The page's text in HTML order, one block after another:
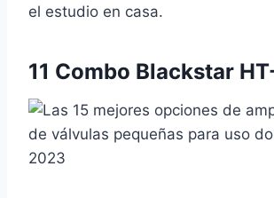
el estudio en casa.
11 Combo Blackstar